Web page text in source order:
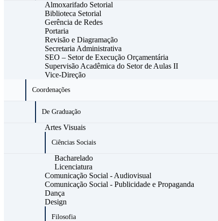
Almoxarifado Setorial
Biblioteca Setorial
Gerência de Redes
Portaria
Revisão e Diagramação
Secretaria Administrativa
SEO – Setor de Execução Orçamentária
Supervisão Acadêmica do Setor de Aulas II
Vice-Direção
Coordenações
De Graduação
Artes Visuais
Ciências Sociais
Bacharelado
Licenciatura
Comunicação Social - Audiovisual
Comunicação Social - Publicidade e Propaganda
Dança
Design
Filosofia